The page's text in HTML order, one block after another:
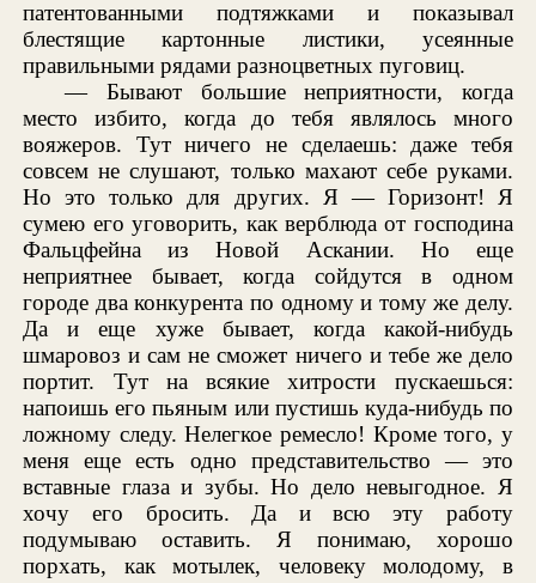
патентованными подтяжками и показывал
блестящие картонные листики, усеянные
правильными рядами разноцветных пуговиц.
— Бывают большие неприятности, когда
место избито, когда до тебя являлось много
вояжеров. Тут ничего не сделаешь: даже тебя
совсем не слушают, только махают себе руками.
Но это только для других. Я — Горизонт! Я
сумею его уговорить, как верблюда от господина
Фальцфейна из Новой Аскании. Но еще
неприятнее бывает, когда сойдутся в одном
городе два конкурента по одному и тому же делу.
Да и еще хуже бывает, когда какой-нибудь
шмаровоз и сам не сможет ничего и тебе же дело
портит. Тут на всякие хитрости пускаешься:
напоишь его пьяным или пустишь куда-нибудь по
ложному следу. Нелегкое ремесло! Кроме того, у
меня еще есть одно представительство — это
вставные глаза и зубы. Но дело невыгодное. Я
хочу его бросить. Да и всю эту работу
подумываю оставить. Я понимаю, хорошо
порхать, как мотылек, человеку молодому, в